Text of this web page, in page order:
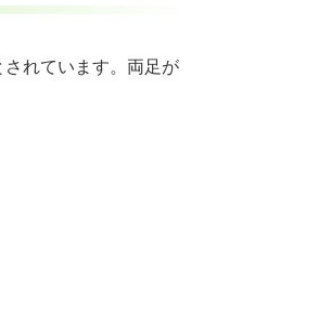
れています。両足が